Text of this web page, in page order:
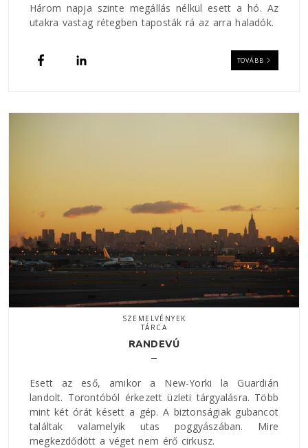
Három napja szinte megállás nélkül esett a hó. Az
utakra vastag rétegben taposták rá az arra haladók.
TOVÁBB
SZEMELVÉNYEK
TÁRCA
RANDEVÚ
Esett az eső, amikor a New-Yorki la Guardián
landolt. Torontóból érkezett üzleti tárgyalásra. Több
mint két órát késett a gép. A biztonságiak gubancot
találtak valamelyik utas poggyászában. Mire
megkezdődött a véget nem érő cirkusz.